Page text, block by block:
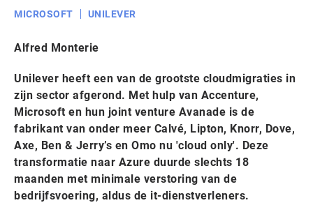
MICROSOFT
UNILEVER
Alfred Monterie
Unilever heeft een van de grootste cloudmigraties in
zijn sector afgerond. Met hulp van Accenture,
Microsoft en hun joint venture Avanade is de
fabrikant van onder meer Calvé, Lipton, Knorr, Dove,
Axe, Ben & Jerry’s en Omo nu 'cloud only'. Deze
transformatie naar Azure duurde slechts 18
maanden met minimale verstoring van de
bedrijfsvoering, aldus de it-dienstverleners.